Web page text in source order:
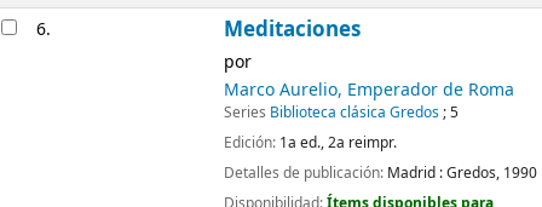
6. Meditaciones
por
Marco Aurelio, Emperador de Roma
Series Biblioteca clásica Gredos; 5
Edición: 1a ed., 2a reimpr.
Detalles de publicación: Madrid :Gredos, 1990